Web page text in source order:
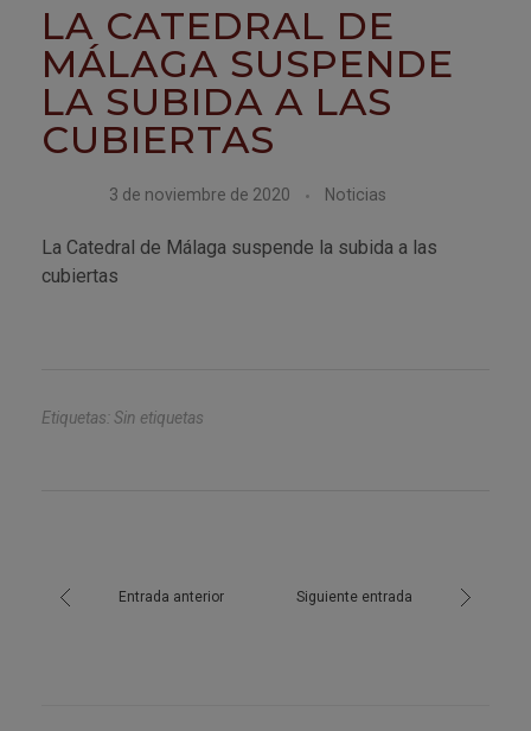
LA CATEDRAL DE
MÁLAGA SUSPENDE
LA SUBIDA A LAS
CUBIERTAS
3 de noviembre de 2020 Noticias
La Catedral de Málaga suspende la subida a las
cubiertas
Etiquetas: Sin etiquetas
Entrada anterior Siguiente entrada